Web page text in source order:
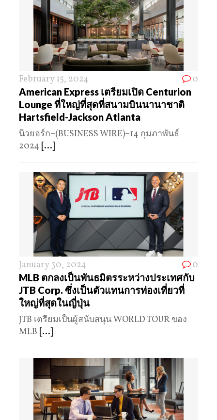
February 15, 2024 0
American Express เตรียมเปิด Centurion
Lounge ที่ใหญ่ที่สุดที่สนามบินนานาชาติ
Hartsfield-Jackson Atlanta
นิวยอร์ก–(BUSINESS WIRE)–14 กุมภาพันธ์
2024 [...]
January 30, 2024 0
MLB ตกลงเป็นพันธมิตรระหว่างประเทศกับ
JTB Corp. ซึ่งเป็นตัวแทนการท่องเที่ยวที่
ใหญ่ที่สุดในญี่ปุ่น
JTB เตรียมเป็นผู้สนับสนุน WORLD TOUR ของ
MLB [...]